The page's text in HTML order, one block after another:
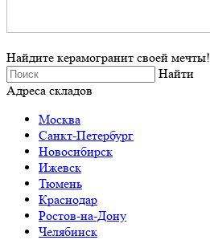
Найдите керамогранит своей мечты!
Найти
Адреса складов
Москва
Санкт-Петербург
Новосибирск
Ижевск
Тюмень
Краснодар
Ростов-на-Дону
Челябинск